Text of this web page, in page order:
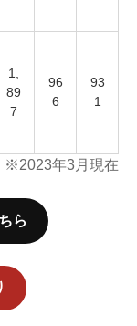
1,
89
7
96
6
93
1
※2023年3月現在
ら